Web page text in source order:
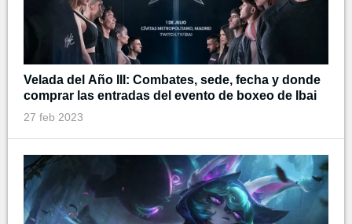
Velada del Año III: Combates, sede, fecha y donde
comprar las entradas del evento de boxeo de Ibai
27 feb 2023